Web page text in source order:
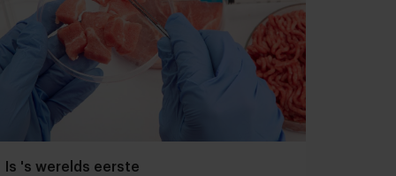
Is 's werelds eerste